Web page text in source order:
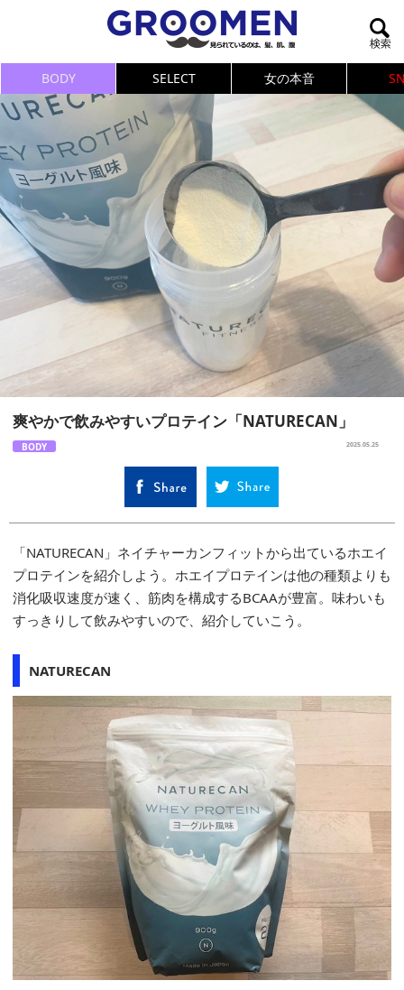
BODY SELECT 女の本音
爽やかで飲みやすいプロテイン「NATURECAN」
BODY 2025.05.25
「NATURECAN」ネイチャーカンフィットから出ているホエイ
プロテインを紹介しよう。ホエイプロテインは他の種類よりも
消化吸収速度が速く、筋肉を構成するBCAAが豊富。味わいも
すっきりして飲みやすいので、紹介していこう。
NATURECAN